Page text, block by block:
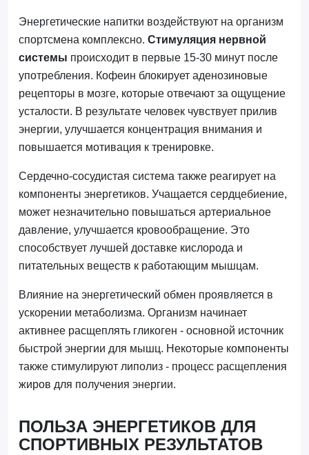
Энергетические напитки воздействуют на организм
спортсмена комплексно. Стимуляция нервной
системы происходит в первые 15-30 минут после
употребления. Кофеин блокирует аденозиновые
рецепторы в мозге, которые отвечают за ощущение
усталости. В результате человек чувствует прилив
энергии, улучшается концентрация внимания и
повышается мотивация к тренировке.
Сердечно-сосудистая система также реагирует на
компоненты энергетиков. Учащается сердцебиение,
может незначительно повышаться артериальное
давление, улучшается кровообращение. Это
способствует лучшей доставке кислорода и
питательных веществ к работающим мышцам.
Влияние на энергетический обмен проявляется в
ускорении метаболизма. Организм начинает
активнее расщеплять гликоген - основной источник
быстрой энергии для мышц. Некоторые компоненты
также стимулируют липолиз - процесс расщепления
жиров для получения энергии.
ПОЛЬЗА ЭНЕРГЕТИКОВ ДЛЯ
СПОРТИВНЫХ РЕЗУЛЬТАТОВ